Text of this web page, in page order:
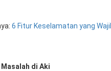
6 Fitur Keselamatan yang
di Aki